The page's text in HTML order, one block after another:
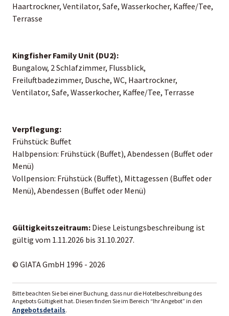
Haartrockner, Ventilator, Safe, Wasserkocher, Kaffee/Tee,
Terrasse
Kingfisher Family Unit (DU2):
Bungalow, 2 Schlafzimmer, Flussblick,
Freiluftbadezimmer, Dusche, WC, Haartrockner,
Ventilator, Safe, Wasserkocher, Kaffee/Tee, Terrasse
Verpflegung:
Frühstück: Buffet
Halbpension: Frühstück (Buffet), Abendessen (Buffet oder
Menü)
Vollpension: Frühstück (Buffet), Mittagessen (Buffet oder
Menü), Abendessen (Buffet oder Menü)
Gültigkeitszeitraum: Diese Leistungsbeschreibung ist
gültig vom 1.11.2026 bis 31.10.2027.
© GIATA GmbH 1996 - 2026
Bitte beachten Sie bei einer Buchung, dass nur die Hotelbeschreibung des
Angebots Gültigkeit hat. Diesen finden Sie im Bereich “Ihr Angebot” in den
Angebotsdetails.